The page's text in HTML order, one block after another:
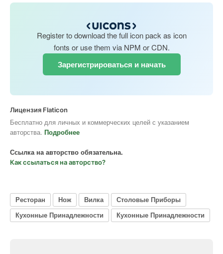
Register to download the full icon pack as icon
fonts or use them via NPM or CDN.
Зарегистрироваться и начать
Лицензия Flaticon
Бесплатно для личных и коммерческих целей с указанием
авторства. Подробнее
Ссылка на авторство обязательна.
Как ссылаться на авторство?
Ресторан Нож Вилка
Столовые Приборы
Кухонные Принадлежности
Кухонные Принадлежности